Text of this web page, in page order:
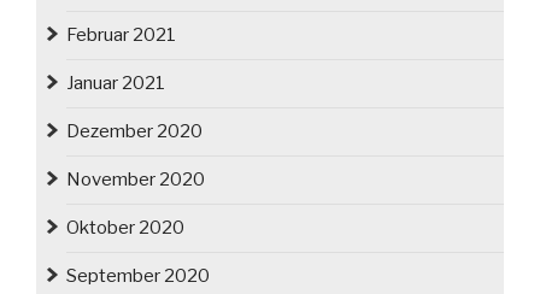
Februar 2021
Januar 2021
Dezember 2020
November 2020
Oktober 2020
September 2020